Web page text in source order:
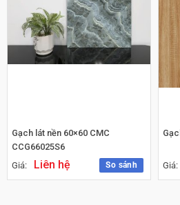
So sánh
Gạch lát nền 60×60 CMC
CCG66025S6
Giá:
Liên hệ Giá: